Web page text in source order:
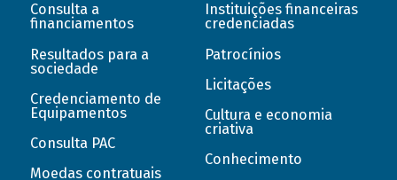
Consulta a
financiamentos
Resultados para a
sociedade
Credenciamento de
Equipamentos
Consulta PAC
Moedas contratuais
Instituições financeiras
credenciadas
Patrocínios
Licitações
Cultura e economia
criativa
Conhecimento